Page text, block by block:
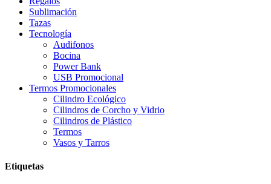
Sublimación
Tazas
Tecnología
Audifonos
Bocina
Power Bank
USB Promocional
Termos Promocionales
Cilindro Ecológico
Cilindros de Corcho y Vidrio
Cilindros de Plástico
Termos
Vasos y Tarros
Etiquetas